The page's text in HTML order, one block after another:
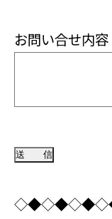
お問い合せ内容